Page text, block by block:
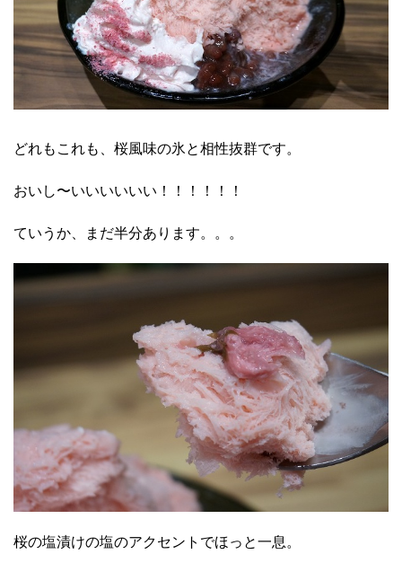
どれもこれも、桜風味の氷と相性抜群です。
おいし〜いいいいいい！！！！！！
ていうか、まだ半分あります。。。
桜の塩漬けの塩のアクセントでほっと一息。